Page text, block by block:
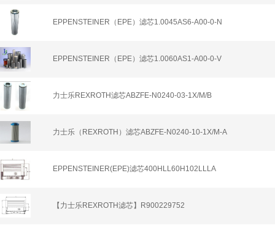
EPPENSTEINER（EPE）滤芯1.0045AS6-A00-0-N
EPPENSTEINER（EPE）滤芯1.0060AS1-A00-0-V
力士乐REXROTH滤芯ABZFE-N0240-03-1X/M/B
力士乐（REXROTH）滤芯ABZFE-N0240-10-1X/M-A
EPPENSTEINER(EPE)滤芯400HLL60H102LLLA
【力士乐REXROTH滤芯】R900229752